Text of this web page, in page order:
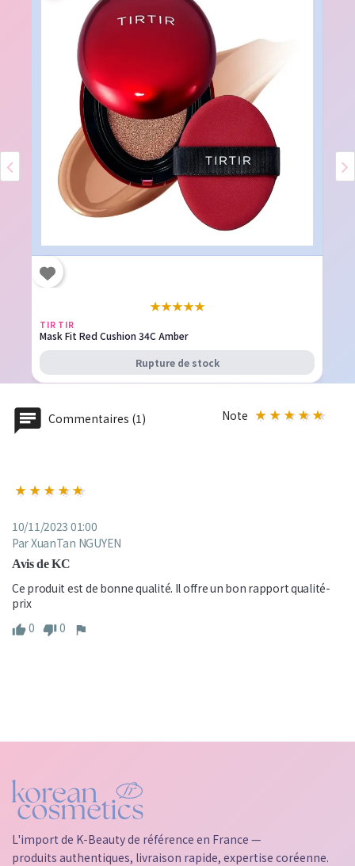
★★★★★
TIR TIR
Mask Fit Red Cushion 34C Amber
Rupture de stock
Commentaires (1) Note
10/11/2023 01:00
Par XuanTan NGUYEN
Avis de KC
Ce produit est de bonne qualité. Il offre un bon rapport qualité-
prix
0
0
L'import de K-Beauty de référence en France —
produits authentiques, livraison rapide, expertise coréenne.